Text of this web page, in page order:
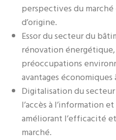
perspectives du
d’origine.
Essor du secteur du
rénovation
préoccupations
avantages
Digitalisation du
l’accès à l’information
améliorant l’efficacité
marché.